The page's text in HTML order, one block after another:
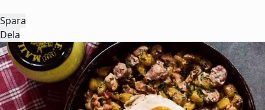
Spara
Dela